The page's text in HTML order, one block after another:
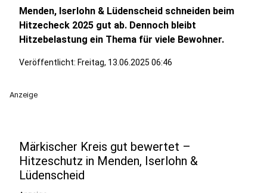
Menden, Iserlohn & Lüdenscheid schneiden beim
Hitzecheck 2025 gut ab. Dennoch bleibt
Hitzebelastung ein Thema für viele Bewohner.
Veröffentlicht: Freitag, 13.06.2025 06:46
Anzeige
Märkischer Kreis gut bewertet –
Hitzeschutz in Menden, Iserlohn &
Lüdenscheid